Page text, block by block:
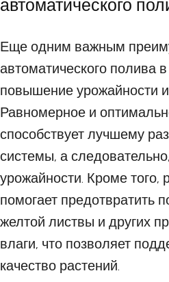
автоматического
Еще одним важным
автоматического полива
повышение урожайности и
Равномерное и
способствует лучшему
системы, а
урожайности. Кроме того,
помогает предотвратить
желтой листвы и других
влаги, что позволяет
качество растений.